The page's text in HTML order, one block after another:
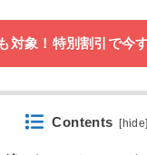
対象！特別割引で今
Contents [hide]